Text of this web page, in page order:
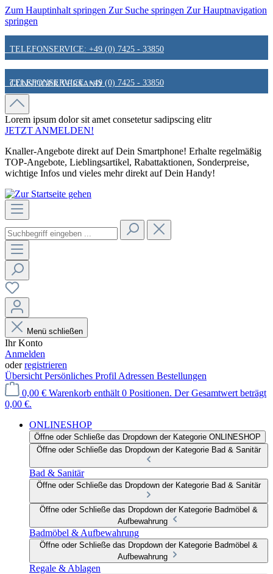
Zum Hauptinhalt springen Zur Suche springen Zur Hauptnavigation
springen
TELEFONSERVICE: +49 (0) 7425 - 33850
GÜNSTIGER VERSAND
FAIR & KUNDENORIENTIERT
HINWEIS ZU STATIONÄREN PREISEN
TELEFONSERVICE: +49 (0) 7425 - 33850
GÜNSTIGER VERSAND
FAIR & KUNDENORIENTIERT
HINWEIS ZU STATIONÄREN PREISEN
Lorem ipsum dolor sit amet consetetur sadipscing elitr
JETZT ANMELDEN!
Knaller-Angebote direkt auf Dein Smartphone! Erhalte regelmäßig
TOP-Angebote, Lieblingsartikel, Rabattaktionen, Sonderpreise,
wichtige Infos und vieles mehr direkt auf Dein Handy!
Menü schließen
Ihr Konto
Anmelden
oderregistrieren
Übersicht Persönliches Profil Adressen Bestellungen
0,00 € Warenkorb enthält 0 Positionen. Der Gesamtwert beträgt
0,00 €.
ONLINESHOP
Öffne oder Schließe das Dropdown der Kategorie ONLINESHOP
Öffne oder Schließe das Dropdown der Kategorie Bad & Sanitär
Bad & Sanitär
Öffne oder Schließe das Dropdown der Kategorie Bad & Sanitär
Öffne oder Schließe das Dropdown der Kategorie Badmöbel &
Aufbewahrung
Badmöbel & Aufbewahrung
Öffne oder Schließe das Dropdown der Kategorie Badmöbel &
Aufbewahrung
Regale & Ablagen